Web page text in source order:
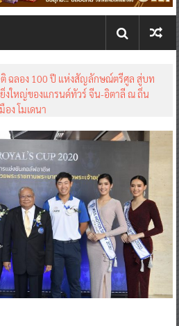
ติ ฉลอง 100 ปี แห่งสัญลักษณ์ตรีศูล สู่บท
งใหญ่ของแกรนด์ทัวร์ จีน-อิตาลี ณ ถิ่น
อง โมเดนา